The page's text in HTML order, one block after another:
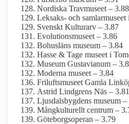
Nordiska Travmuseet – 3.88
Leksaks- och
Svenskt Kulturarv – 3.87
Evolutions­museet – 3.86
Bohusläns museum – 3.84
Hasse & Tage museet i
Museum Gustavianum –
Moderna museet – 3.84
Frilufts­museet Gamla
Astrid Lindgrens Näs – 3.81
Ljusdals­bygdens museum –
Mångkulturellt centrum –
Göteborgs­operan – 3.79